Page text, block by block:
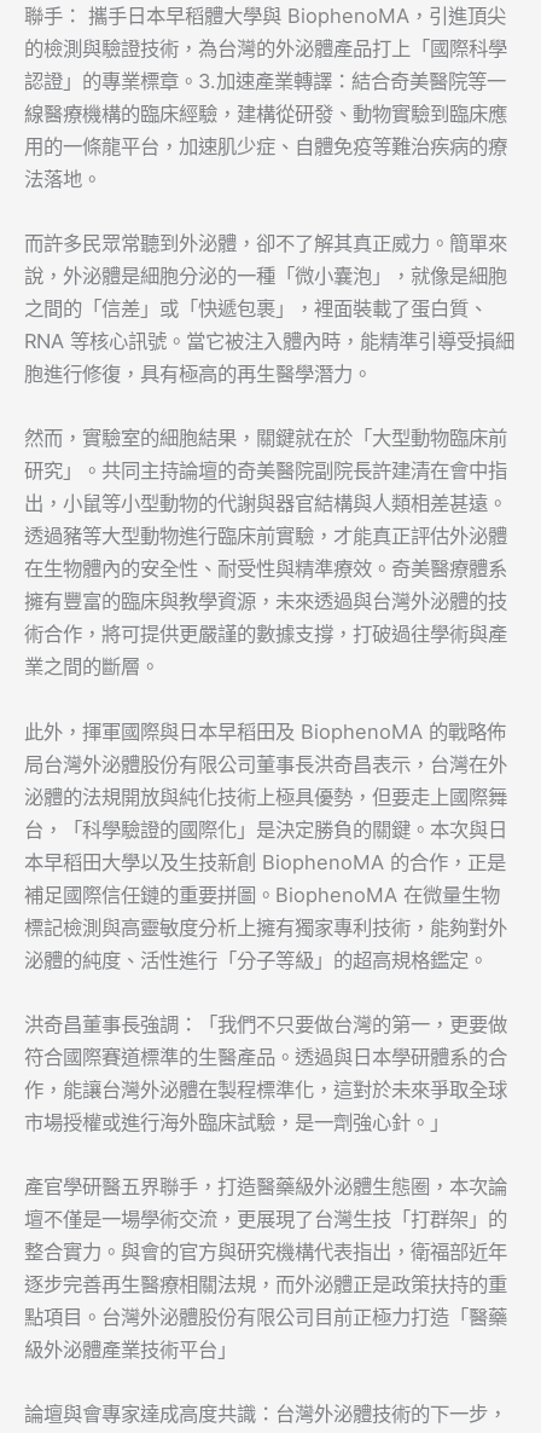
聯手： 攜手日本早稻體大學與 BiophenoMA，引進頂尖
的檢測與驗證技術，為台灣的外泌體產品打上「國際科學
認證」的專業標章。3.加速產業轉譯：結合奇美醫院等一
線醫療機構的臨床經驗，建構從研發、動物實驗到臨床應
用的一條龍平台，加速肌少症、自體免疫等難治疾病的療
法落地。
​而許多民眾常聽到外泌體，卻不了解其真正威力。簡單來
說，外泌體是細胞分泌的一種「微小囊泡」，就像是細胞
之間的「信差」或「快遞包裹」，裡面裝載了蛋白質、
RNA 等核心訊號。當它被注入體內時，能精準引導受損細
胞進行修復，具有極高的再生醫學潛力。
​然而，實驗室的細胞結果，關鍵就在於「大型動物臨床前
研究」。共同主持論壇的奇美醫院副院長許建清在會中指
出，小鼠等小型動物的代謝與器官結構與人類相差甚遠。
透過豬等大型動物進行臨床前實驗，才能真正評估外泌體
在生物體內的安全性、耐受性與精準療效。奇美醫療體系
擁有豐富的臨床與教學資源，未來透過與台灣外泌體的技
術合作，將可提供更嚴謹的數據支撐，打破過往學術與產
業之間的斷層。
此外，揮軍國際與日本早稻田及 BiophenoMA 的戰略佈
局台灣外泌體股份有限公司董事長洪奇昌表示，台灣在外
泌體的法規開放與純化技術上極具優勢，但要走上國際舞
台，「科學驗證的國際化」是決定勝負的關鍵。本次與日
本早稻田大學以及生技新創 BiophenoMA 的合作，正是
補足國際信任鏈的重要拼圖。BiophenoMA 在微量生物
標記檢測與高靈敏度分析上擁有獨家專利技術，能夠對外
泌體的純度、活性進行「分子等級」的超高規格鑑定。
​洪奇昌董事長強調：「我們不只要做台灣的第一，更要做
符合國際賽道標準的生醫產品。透過與日本學研體系的合
作，能讓台灣外泌體在製程標準化，這對於未來爭取全球
市場授權或進行海外臨床試驗，是一劑強心針。」
​產官學研醫五界聯手，打造醫藥級外泌體生態圈，本次論
壇不僅是一場學術交流，更展現了台灣生技「打群架」的
整合實力。與會的官方與研究機構代表指出，衛福部近年
逐步完善再生醫療相關法規，而外泌體正是政策扶持的重
點項目。台灣外泌體股份有限公司目前正極力打造「醫藥
級外泌體產業技術平台」
​論壇與會專家達成高度共識：台灣外泌體技術的下一步，